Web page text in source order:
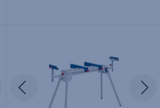
SeuraavaEdellinen